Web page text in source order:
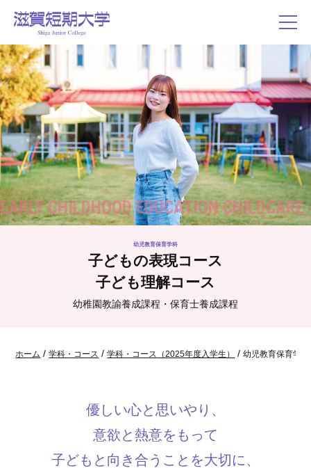
幼児教育保育学科
子どもの表現コース
子ども理解コース
幼稚園教諭養成課程・保育士養成課程
EARLY CHILDHOOD EDUCATION CHILDCARE
ホーム /学科・コース /学科・コース（2025年度入学生） /幼児教育保育学科
優しい心と思いやり、
意欲と熱意をもって
子どもと向き合うことを大切に、